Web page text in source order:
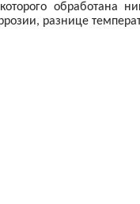
обработана
разнице